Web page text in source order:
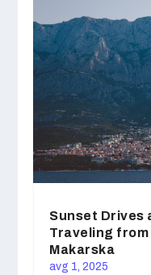
Sunset Drives
Traveling
Makarska
avg 1, 2025